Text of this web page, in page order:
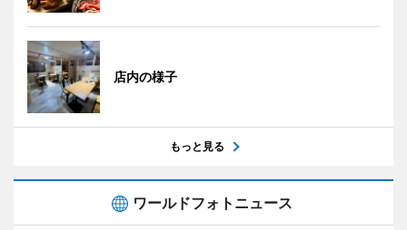
店内の様子
もっと見る
ワールドフォトニュース